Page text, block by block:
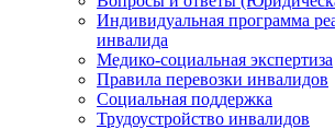
Индивидуальная программа
инвалида
Медико-социальная экспертиза
Правила перевозки инвалидов
Социальная поддержка
Трудоустройство инвалидов